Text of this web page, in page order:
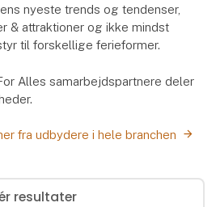
nyeste trends og tendenser,
& attraktioner og ikke mindst
til forskellige ferieformer.
Alles samarbejdspartnere deler
fra udbydere i hele branchen
resultater